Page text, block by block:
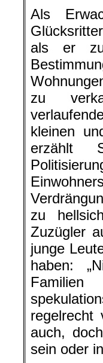
Als
als er
zu
kleinen
erzählt
zu
Zuzügler
junge
haben:
auch,
sein oder